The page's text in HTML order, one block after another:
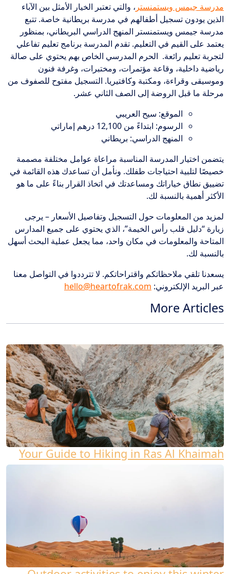
مدرسة جيمس ويستمنستر ، والتي تعتبر الخيار الأمثل بين الآباء
الذين يودون تسجيل أطفالهم في مدرسة بريطانية خاصة. تتبع
مدرسة جيمس ويستمنستر المنهج الدراسي البريطاني، بمنظور
يعتمد على القيم في التعليم. تقدم المدرسة برنامج تعليم تفاعلي
لتجربة تعليم رائعة. الحرم المدرسي الخاص بهم يحتوي على صالة
رياضية داخلية، وقاعة مؤتمرات، ومختبرات، وغرفة فنون
وموسيقى وقراءة، ومكتبة وكافتيريا. التسجيل مفتوح للصفوف من
مرحلة ما قبل الروضة إلى الصف الثاني عشر.
الموقع: سيح العريبي
الرسوم: ابتداءً من 12,100 درهم إماراتي
المنهج الدراسي: بريطاني
يتضمن اختيار المدرسة المناسبة مراعاة عوامل مختلفة مصممة
خصيصًا لتلبية احتياجات طفلك. ونأمل أن تساعدك هذه القائمة في
تضييق نطاق خياراتك ومساعدتك في اتخاذ القرار بناءً على ما هو
الأكثر أهمية بالنسبة لك.
لمزيد من المعلومات حول التسجيل وتفاصيل الأسعار – يرجى
زيارة “دليل قلب رأس الخيمة”، الذي يحتوي على جميع المدارس
المتاحة والمعلومات في مكان واحد، مما يجعل عملية البحث أسهل
بالنسبة لك.
يسعدنا تلقي ملاحظاتكم واقتراحاتكم. لا تترددوا في التواصل معنا
عبر البريد الإلكتروني: hello@heartofrak.com
More Articles
Your Guide to Hiking in Ras Al Khaimah